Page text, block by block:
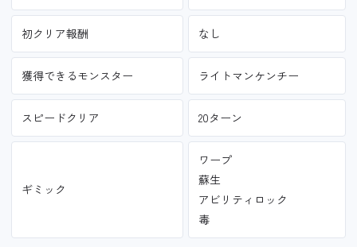
初クリア報酬 なし
獲得できるモンスター ライトマンケンチー
スピードクリア 20ターン
ギミック
ワープ
蘇生
アビリティロック
毒